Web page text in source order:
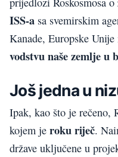
ISS-a sa svemirskim
Kanade, Europske Unije
vodstvu naše zemlje u
Još jedna u
Ipak, kao što je rečeno,
kojem je roku riječ.
države uključene u